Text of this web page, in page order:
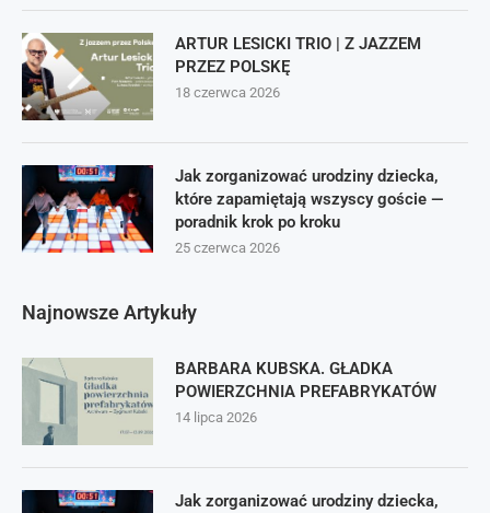
ARTUR LESICKI TRIO | Z JAZZEM
PRZEZ POLSKĘ
18 czerwca 2026
Jak zorganizować urodziny dziecka,
które zapamiętają wszyscy goście —
poradnik krok po kroku
25 czerwca 2026
Najnowsze Artykuły
BARBARA KUBSKA. GŁADKA
POWIERZCHNIA PREFABRYKATÓW
14 lipca 2026
Jak zorganizować urodziny dziecka,